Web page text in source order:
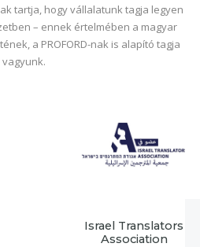
tartja, hogy vállalatunk tagja legyen
– ennek értelmében a magyar
a PROFORD-nak is alapító tagja
vagyunk.
Israel Translators
Association